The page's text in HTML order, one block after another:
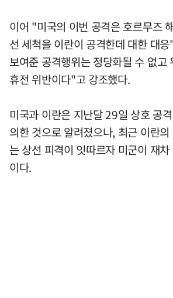
이어 "미국의 이번 공격은 호르무즈
선 세척을 이란이 공격한데 대한 대
보여준 공격행위는 정당화될 수 없고
휴전 위반이다"고 강조했다.
미국과 이란은 지난달 29일 상호 공
의한 것으로 알려졌으나, 최근 이란
는 상선 피격이 잇따르자 미군이 재
이다.